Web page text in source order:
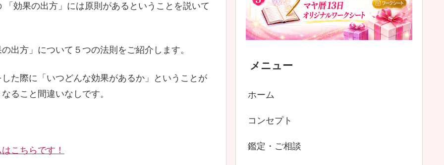
効果の出方」には原則があるということを説いて
出方」について５つの法則をご紹介します。
た際に「いつどんな効果があるか」ということが
ること間違いなしです。
こちらです！
メニュー
ホーム
コンセプト
鑑定・ご相談